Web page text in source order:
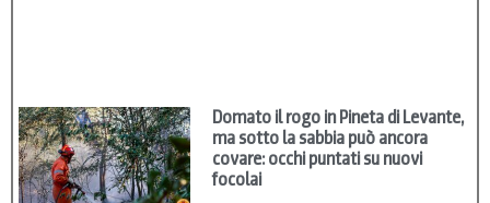
Domato il rogo in Pineta di Levante,
ma sotto la sabbia può ancora
covare: occhi puntati su nuovi
focolai